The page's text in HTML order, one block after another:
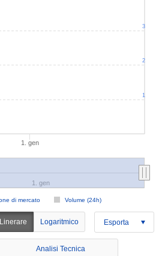
1. gen
di mercato Volume (24h)
1. gen
1
2
3
Linerare Logaritmico Esporta
Analisi Tecnica